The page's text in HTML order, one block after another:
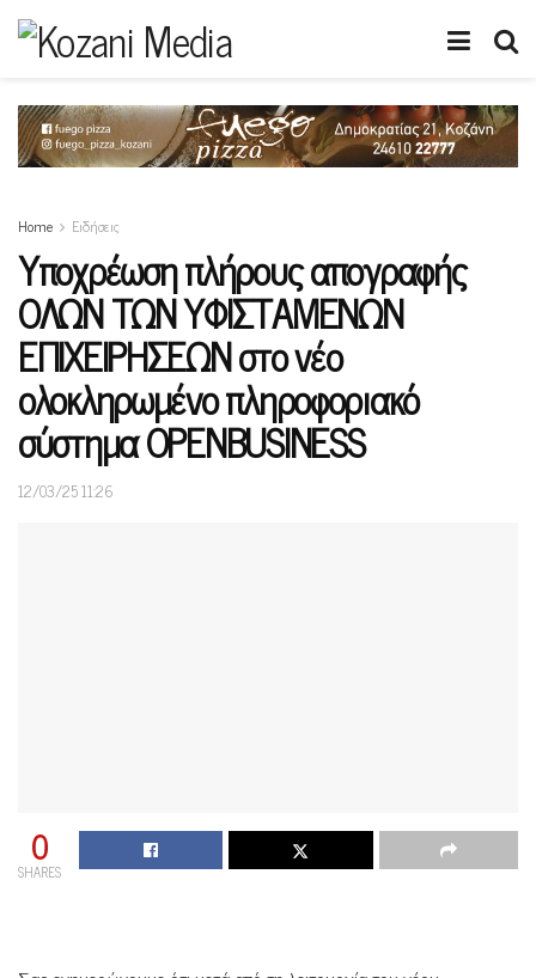
Home Ειδήσεις
Υποχρέωση πλήρους απογραφής
ΟΛΩΝ ΤΩΝ ΥΦΙΣΤΑΜΕΝΩΝ
ΕΠΙΧΕΙΡΗΣΕΩΝ στο νέο
ολοκληρωμένο πληροφοριακό
σύστημα OPENBUSINESS
12/03/25 11:26
0
SHARES